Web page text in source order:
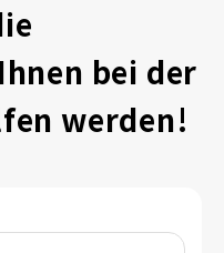
bei der
werden!